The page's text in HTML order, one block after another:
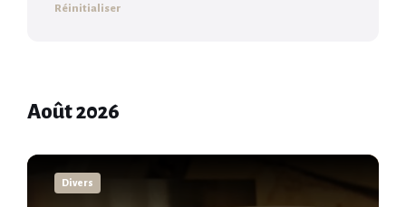
Réinitialiser
Août 2026
Divers
En
savoir